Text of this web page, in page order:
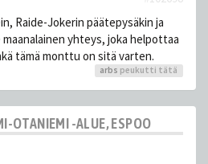
Raide-Jokerin päätepysäkin ja
yhteys, joka helpottaa
tämä monttu on sitä varten.
arbs peukutti tätä
OTANIEMI -ALUE, ESPOO